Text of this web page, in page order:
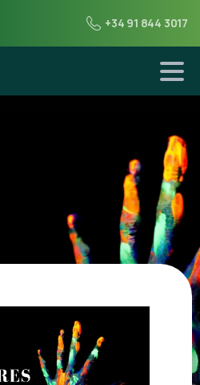
+34 91 844 3017